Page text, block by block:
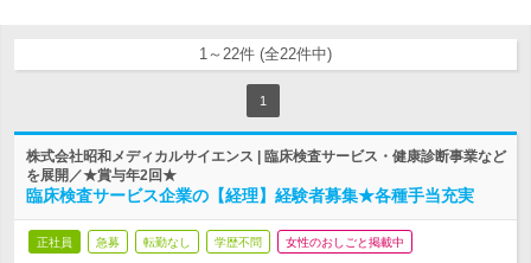
1～22件 (全22件中)
1
株式会社昭和メディカルサイエンス | 臨床検査サービス・健康診断事業など
を展開／★賞与年2回★
臨床検査サービス企業の【経理】経験者募集★各種手当充実
正社員 急募 転勤なし 学歴不問 女性のおしごと掲載中